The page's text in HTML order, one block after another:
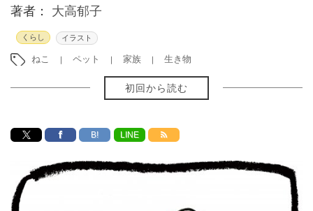
著者： 大高郁子
くらし イラスト
ねこ ペット 家族 生き物
初回から読む
B! LINE